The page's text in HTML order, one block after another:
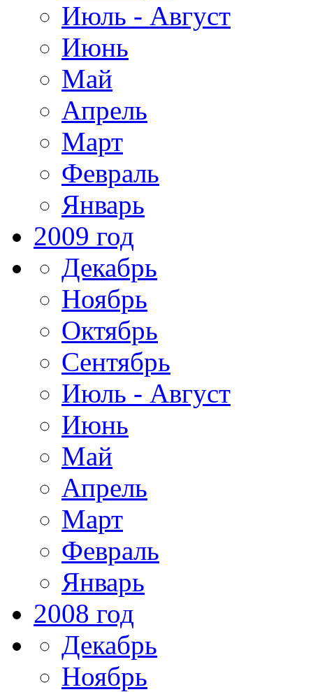
Июль - Август
Июнь
Май
Апрель
Март
Февраль
Январь
2009 год
Декабрь
Ноябрь
Октябрь
Сентябрь
Июль - Август
Июнь
Май
Апрель
Март
Февраль
Январь
2008 год
Декабрь
Ноябрь